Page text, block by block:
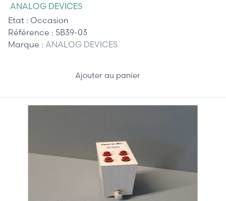
ANALOG DEVICES
Etat : Occasion
Référence : 5B39-03
Marque : ANALOG DEVICES
Ajouter au panier